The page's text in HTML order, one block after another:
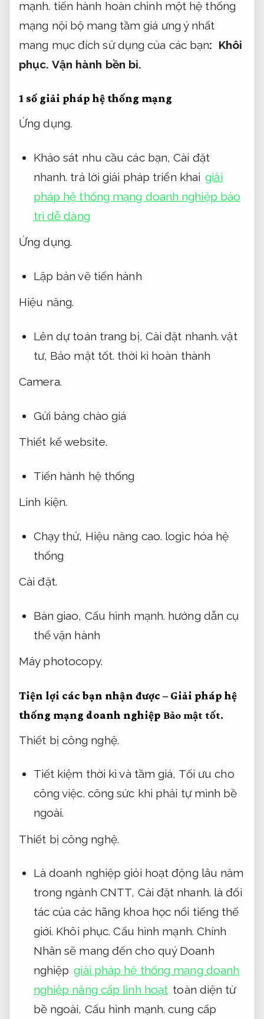
mạnh. tiến hành hoàn chỉnh một hệ thống
mạng nội bộ mang tầm giá ưng ý nhất
mang mục đích sử dụng của các bạn: Khôi
phục. Vận hành bền bỉ.
1 số giải pháp hệ thống mạng
Ứng dụng.
Khảo sát nhu cầu các bạn,Cài đặt
nhanh. trả lời giải pháp triển khai giải
pháp hệ thống mạng doanh nghiệp bảo
trì dễ dàng
Ứng dụng.
Lập bản vẽ tiến hành
Hiệu năng.
Lên dự toán trang bị, Cài đặt nhanh. vật
tư, Bảo mật tốt. thời kì hoàn thành
Camera.
Gửi bảng chào giá
Thiết kế website.
Tiến hành hệ thống
Linh kiện.
Chạy thử, Hiệu năng cao. logic hóa hệ
thống
Cài đặt.
Bàn giao, Cấu hình mạnh. hướng dẫn cụ
thể vận hành
Máy photocopy.
Tiện lợi các bạn nhận được – Giải pháp hệ
thống mạng doanh nghiệp Bảo mật tốt.
Thiết bị công nghệ.
Tiết kiệm thời kì và tầm giá, Tối ưu cho
công việc. công sức khi phải tự mình bề
ngoài.
Thiết bị công nghệ.
Là doanh nghiệp giỏi hoạt động lâu năm
trong ngành CNTT, Cài đặt nhanh. là đối
tác của các hãng khoa học nổi tiếng thế
giới. Khôi phục. Cấu hình mạnh. Chính
Nhân sẽ mang đến cho quý Doanh
nghiệp giải pháp hệ thống mạng doanh
nghiệp nâng cấp linh hoạt toàn diện từ
bề ngoài, Cấu hình mạnh. cung cấp